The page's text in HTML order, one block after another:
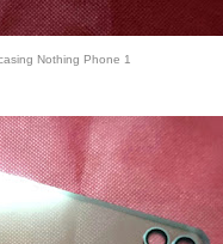
Nothing Phone 1